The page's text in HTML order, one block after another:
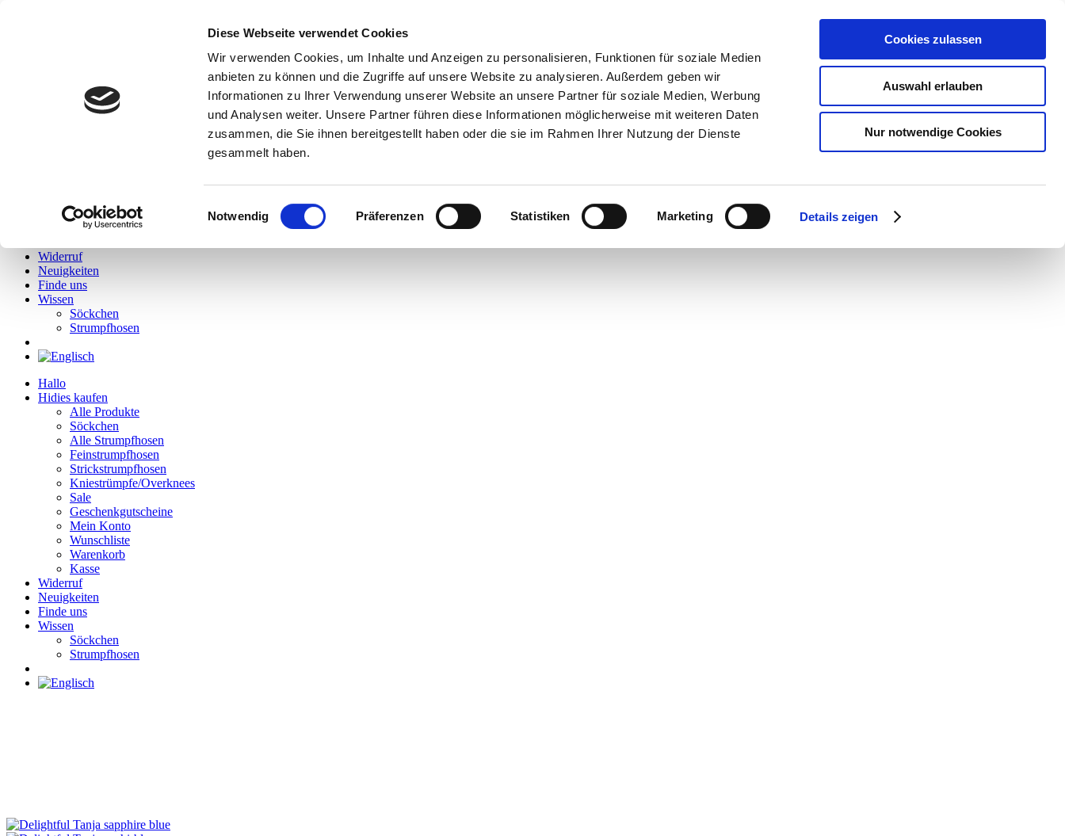
Diese Webseite verwendet Cookies
Wir verwenden Cookies, um Inhalte und Anzeigen zu personalisieren, Funktionen für soziale Medien
anbieten zu können und die Zugriffe auf unsere Website zu analysieren. Außerdem geben wir
Informationen zu Ihrer Verwendung unserer Website an unsere Partner für soziale Medien, Werbung
und Analysen weiter. Unsere Partner führen diese Informationen möglicherweise mit weiteren Daten
zusammen, die Sie ihnen bereitgestellt haben oder die sie im Rahmen Ihrer Nutzung der Dienste
gesammelt haben.
Einwilligungsauswahl
Notwendig Präferenzen Statistiken Marketing Details zeigen
Cookies zulassen
Auswahl erlauben
Nur notwendige Cookies
Alle Produkte
Söckchen
Alle Strumpfhosen
Wunschliste
Warenkorb
Widerruf
Neuigkeiten
Finde uns
Wissen
Söckchen
Strumpfhosen
Hallo
Hidies kaufen
Alle Produkte
Söckchen
Alle Strumpfhosen
Feinstrumpfhosen
Strickstrumpfhosen
Kniestrümpfe/Overknees
Sale
Geschenkgutscheine
Mein Konto
Wunschliste
Warenkorb
Kasse
Widerruf
Neuigkeiten
Finde uns
Wissen
Söckchen
Strumpfhosen